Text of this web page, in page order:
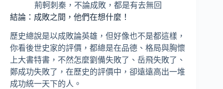
荊軻刺秦，不論成敗，都是有去無回
結論：成敗之間，他們在想什麼！
歷史總說是以成敗論英雄，但好像也不是都這樣，
你看後世史家的評價，都總是在品德、格局與胸懷
上大書特書，不然怎麼劉備失敗了、岳飛失敗了、
鄭成功失敗了，在歷史的評價中，卻遠遠高出一堆
成功統一天下的人。